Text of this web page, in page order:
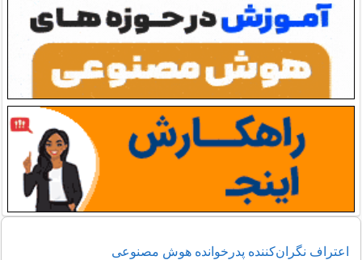
اعتراف نگران‌کننده پدرخوانده هوش مصنوعی